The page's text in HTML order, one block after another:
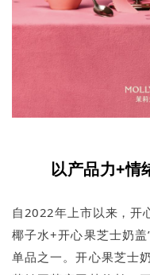
以产品力+情
自2022年上市以来，开
椰子水+开心果芝士奶
单品之一。开心果芝士